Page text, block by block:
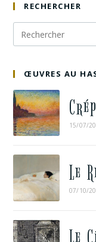
RECHERCHER
ŒUVRES AU
15/07/
Le
07/10/